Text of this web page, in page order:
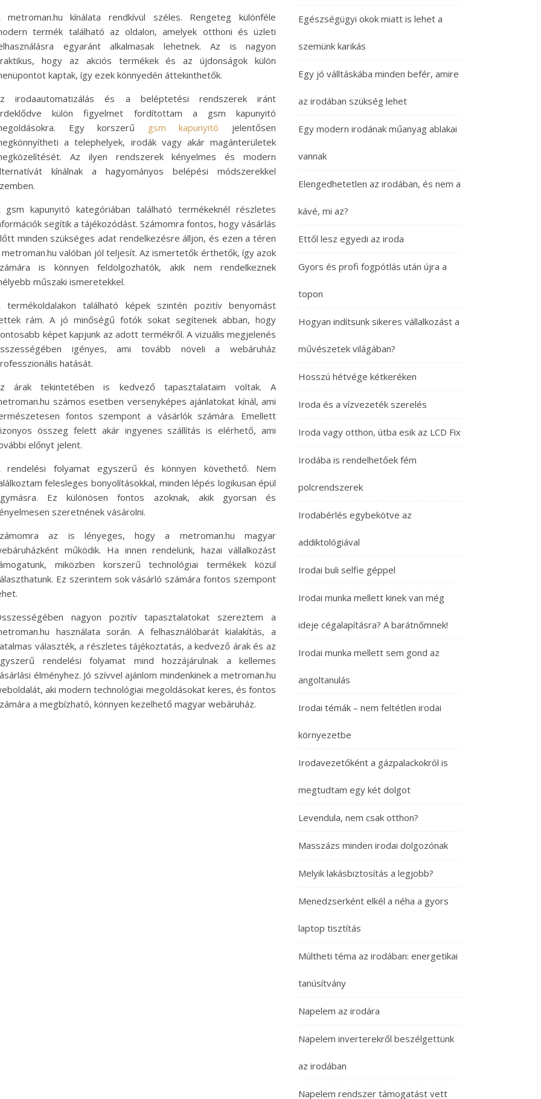
metroman.hu kínálata rendkívül széles. Rengeteg különféle
termék található az oldalon, amelyek otthoni és üzleti
egyaránt alkalmasak lehetnek. Az is nagyon
hogy az akciós termékek és az újdonságok külön
kaptak, így ezek könnyedén áttekinthetők.
irodaautomatizálás és a beléptetési rendszerek iránt
külön figyelmet fordítottam a gsm kapunyitó
Egy korszerű gsm kapunyitó jelentősen
a telephelyek, irodák vagy akár magánterületek
Az ilyen rendszerek kényelmes és modern
kínálnak a hagyományos belépési módszerekkel
gsm kapunyitó kategóriában található termékeknél részletes
segítik a tájékozódást. Számomra fontos, hogy vásárlás
minden szükséges adat rendelkezésre álljon, és ezen a téren
metroman.hu valóban jól teljesít. Az ismertetők érthetők, így azok
is könnyen feldolgozhatók, akik nem rendelkeznek
műszaki ismeretekkel.
termékoldalakon található képek szintén pozitív benyomást
rám. A jó minőségű fotók sokat segítenek abban, hogy
képet kapjunk az adott termékről. A vizuális megjelenés
igényes, ami tovább növeli a webáruház
hatását.
árak tekintetében is kedvező tapasztalataim voltak. A
számos esetben versenyképes ajánlatokat kínál, ami
fontos szempont a vásárlók számára. Emellett
összeg felett akár ingyenes szállítás is elérhető, ami
előnyt jelent.
rendelési folyamat egyszerű és könnyen követhető. Nem
felesleges bonyolításokkal, minden lépés logikusan épül
Ez különösen fontos azoknak, akik gyorsan és
szeretnének vásárolni.
az is lényeges, hogy a metroman.hu magyar
működik. Ha innen rendelünk, hazai vállalkozást
miközben korszerű technológiai termékek közül
Ez szerintem sok vásárló számára fontos szempont
nagyon pozitív tapasztalatokat szereztem a
használata során. A felhasználóbarát kialakítás, a
választék, a részletes tájékoztatás, a kedvező árak és az
rendelési folyamat mind hozzájárulnak a kellemes
élményhez. Jó szívvel ajánlom mindenkinek a metroman.hu
aki modern technológiai megoldásokat keres, és fontos
a megbízható, könnyen kezelhető magyar webáruház.
Egészségügyi okok miatt is lehet a
szemünk karikás
Egy jó válltáskába minden befér, amire
az irodában szükség lehet
Egy modern irodának műanyag ablakai
vannak
Elengedhetetlen az irodában, és nem a
kávé, mi az?
Ettől lesz egyedi az iroda
Gyors és profi fogpótlás után újra a
topon
Hogyan indítsunk sikeres vállalkozást a
művészetek világában?
Hosszú hétvége kétkeréken
Iroda és a vízvezeték szerelés
Iroda vagy otthon, útba esik az LCD Fix
Irodába is rendelhetőek fém
polcrendszerek
Irodabérlés egybekötve az
addiktológiával
Irodai buli selfie géppel
Irodai munka mellett kinek van még
ideje cégalapításra? A barátnőmnek!
Irodai munka mellett sem gond az
angoltanulás
Irodai témák – nem feltétlen irodai
környezetbe
Irodavezetőként a gázpalackokról is
megtudtam egy két dolgot
Levendula, nem csak otthon?
Masszázs minden irodai dolgozónak
Melyik lakásbiztosítás a legjobb?
Menedzserként elkél a néha a gyors
laptop tisztítás
Múltheti téma az irodában: energetikai
tanúsítvány
Napelem az irodára
Napelem inverterekről beszélgettünk
az irodában
Napelem rendszer támogatást vett